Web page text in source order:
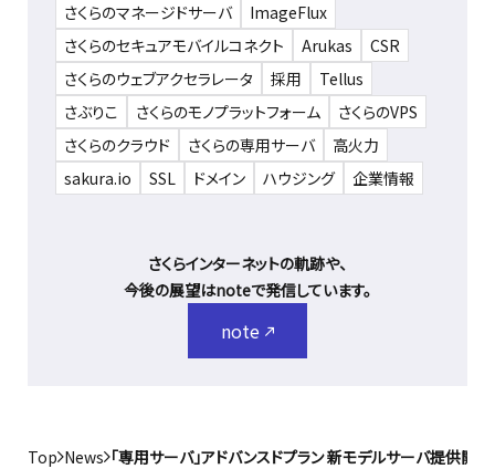
さくらのマネージドサーバ
ImageFlux
さくらのセキュアモバイルコネクト
Arukas
CSR
さくらのウェブアクセラレータ
採用
Tellus
さぶりこ
さくらのモノプラットフォーム
さくらのVPS
さくらのクラウド
さくらの専用サーバ
高火力
sakura.io
SSL ドメイン ハウジング 企業情報
さくらインターネットの軌跡や、
今後の展望はnoteで発信しています。
note
Top News 「専用サーバ」アドバンスドプラン 新モデルサーバ提供開